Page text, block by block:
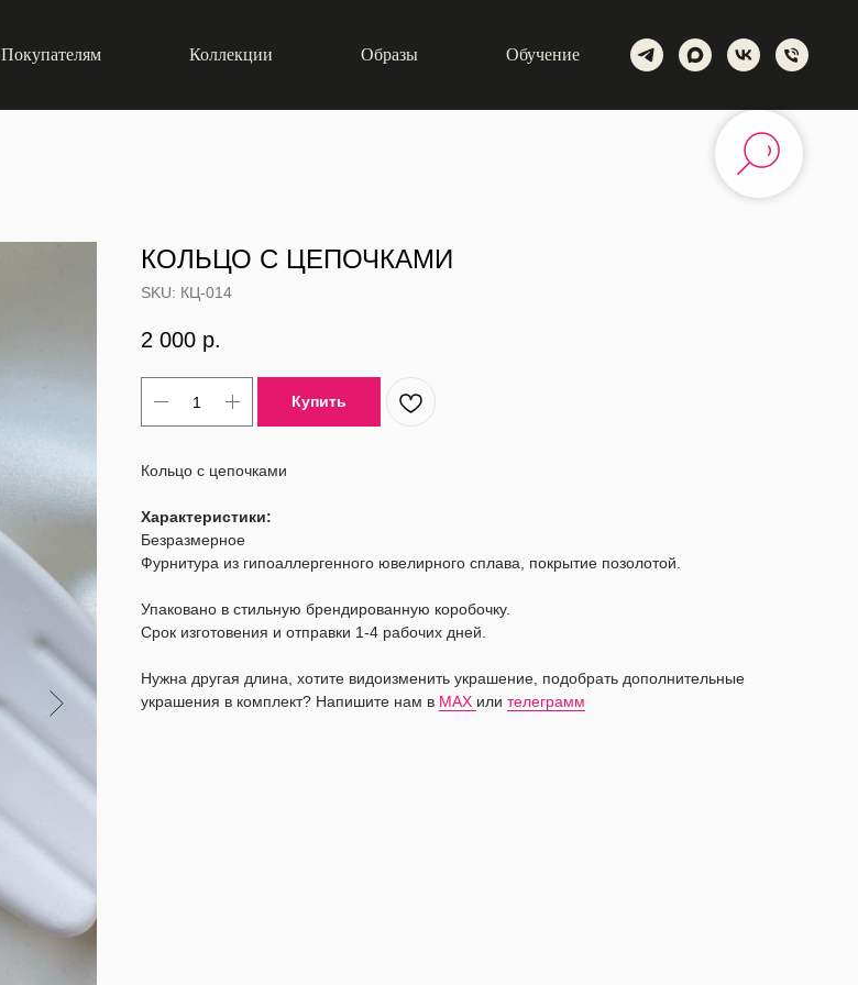
Покупателям Коллекции Образы Обучение
КОЛЬЦО С ЦЕПОЧКАМИ
SKU: КЦ-014
2 000 р.
Купить
Кольцо с цепочками
Характеристики:
Безразмерное
Фурнитура из гипоаллергенного ювелирного сплава, покрытие позолотой.
Упаковано в стильную брендированную коробочку.
Срок изготовения и отправки 1-4 рабочих дней.
Нужна другая длина, хотите видоизменить украшение, подобрать дополнительные
украшения в комплект? Напишите нам в MAX или телеграмм